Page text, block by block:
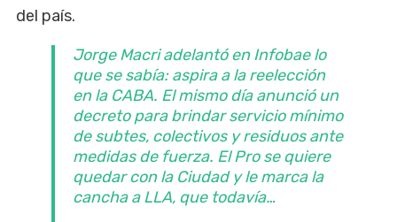
del país.
Jorge Macri adelantó en Infobae lo
que se sabía: aspira a la reelección
en la CABA. El mismo día anunció un
decreto para brindar servicio mínimo
de subtes, colectivos y residuos ante
medidas de fuerza. El Pro se quiere
quedar con la Ciudad y le marca la
cancha a LLA, que todavía…